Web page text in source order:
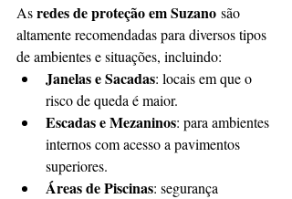
As redes de proteção em Suzano são
altamente recomendadas para diversos tipos
de ambientes e situações, incluindo:
Janelas e Sacadas: locais em que o
risco de queda é maior.
Escadas e Mezaninos: para ambientes
internos com acesso a pavimentos
superiores.
Áreas de Piscinas: segurança